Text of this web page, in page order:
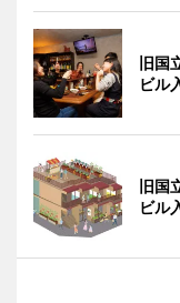
旧国
ビル
旧国
ビル